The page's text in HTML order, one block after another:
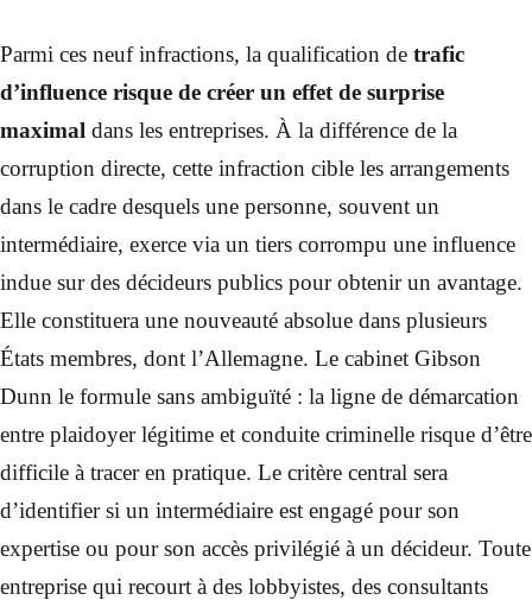
Parmi ces neuf infractions, la qualification de trafic
d’influence risque de créer un effet de surprise
maximal dans les entreprises. À la différence de la
corruption directe, cette infraction cible les arrangements
dans le cadre desquels une personne, souvent un
intermédiaire, exerce via un tiers corrompu une influence
indue sur des décideurs publics pour obtenir un avantage.
Elle constituera une nouveauté absolue dans plusieurs
États membres, dont l’Allemagne. Le cabinet Gibson
Dunn le formule sans ambiguïté : la ligne de démarcation
entre plaidoyer légitime et conduite criminelle risque d’être
difficile à tracer en pratique. Le critère central sera
d’identifier si un intermédiaire est engagé pour son
expertise ou pour son accès privilégié à un décideur. Toute
entreprise qui recourt à des lobbyistes, des consultants